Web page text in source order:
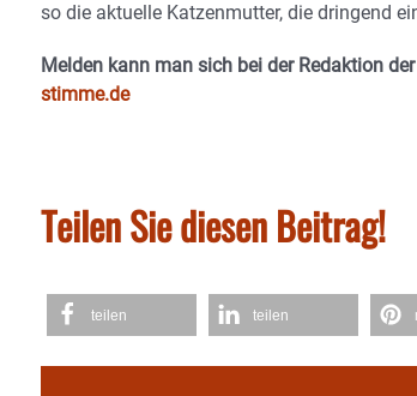
so die aktuelle Katzenmutter, die dringend
Melden kann man sich bei der Redaktion
stimme.de
Teilen Sie diesen Beitrag!
teilen teilen